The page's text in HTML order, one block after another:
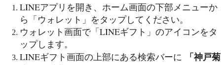
LINEアプリを開き、ホーム画面の下部メニューか
ら「ウォレット」をタップしてください。
ウォレット画面で「LINEギフト」のアイコンをタ
ップします。
LINEギフト画面の上部にある検索バーに
「神戸菊